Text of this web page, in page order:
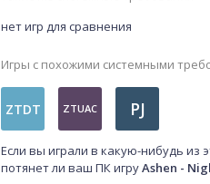
нет игр для сравнения
Игры с похожими системными
ZTDT ZTUAC PJ
Если вы играли в какую-нибудь из
потянет ли ваш ПК игруAshen -